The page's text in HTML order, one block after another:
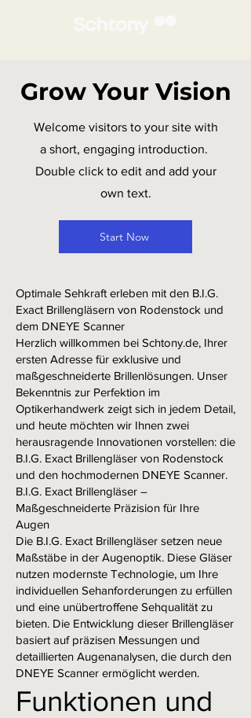
Grow Your Vision
Welcome visitors to your site with
a short, engaging introduction.
Double click to edit and add your
own text.
Start Now
Optimale Sehkraft erleben mit den B.I.G.
Exact Brillengläsern von Rodenstock und
dem DNEYE Scanner
Herzlich willkommen bei Schtony.de, Ihrer
ersten Adresse für exklusive und
maßgeschneiderte Brillenlösungen. Unser
Bekenntnis zur Perfektion im
Optikerhandwerk zeigt sich in jedem Detail,
und heute möchten wir Ihnen zwei
herausragende Innovationen vorstellen: die
B.I.G. Exact Brillengläser von Rodenstock
und den hochmodernen DNEYE Scanner.
B.I.G. Exact Brillengläser –
Maßgeschneiderte Präzision für Ihre
Augen
Die B.I.G. Exact Brillengläser setzen neue
Maßstäbe in der Augenoptik. Diese Gläser
nutzen modernste Technologie, um Ihre
individuellen Sehanforderungen zu erfüllen
und eine unübertroffene Sehqualität zu
bieten. Die Entwicklung dieser Brillengläser
basiert auf präzisen Messungen und
detaillierten Augenanalysen, die durch den
DNEYE Scanner ermöglicht werden.
Funktionen und